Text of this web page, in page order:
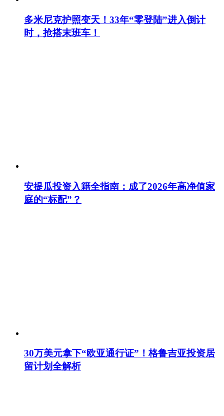
多米尼克护照变天！33年“零登陆”进入倒计
时，抢搭末班车！
安提瓜投资入籍全指南：成了2026年高净值家
庭的“标配”？
30万美元拿下“欧亚通行证”！格鲁吉亚投资居
留计划全解析